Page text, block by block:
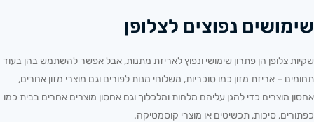
שימושים נפוצים לצלופן
שקיות צלופן הן פתרון שימושי ונפוץ לאריזת מתנות, אבל אפשר להשתמש בהן בעוד
תחומים – אריזת מזון כמו סוכריות, משלוחי מנות לפורים וגם מוצרי מזון אחרים,
אחסון מוצרים כדי להגן עליהם מלחות ומלכלוך וגם אחסון מוצרים אחרים בבית כמו
כפתורים, סיכות, תכשיטים או מוצרי קוסמטיקה.